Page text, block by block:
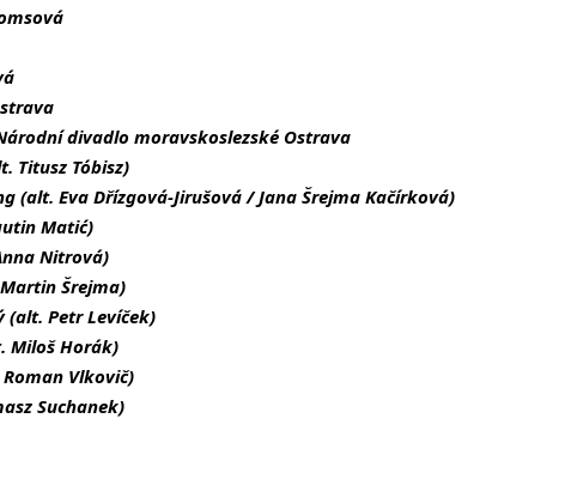
divadlo moravskoslezské Ostrava
Titusz Tóbisz)
(alt. Eva Dřízgová-Jirušová / Jana Šrejma Kačírková)
Matić)
Nitrová)
Šrejma)
(alt. Petr Levíček)
Miloš Horák)
Vlkovič)
Suchanek)